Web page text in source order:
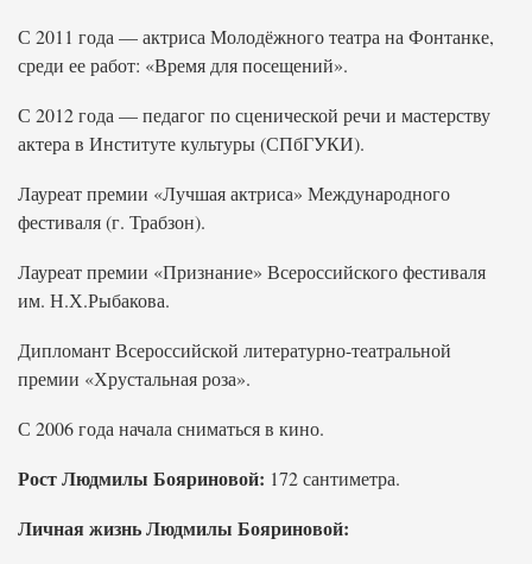
С 2011 года — актриса Молодёжного театра на Фонтанке,
среди ее работ: «Время для посещений».
С 2012 года — педагог по сценической речи и мастерству
актера в Институте культуры (СПбГУКИ).
Лауреат премии «Лучшая актриса» Международного
фестиваля (г. Трабзон).
Лауреат премии «Признание» Всероссийского фестиваля
им. Н.Х.Рыбакова.
Дипломант Всероссийской литературно-театральной
премии «Хрустальная роза».
С 2006 года начала сниматься в кино.
Рост Людмилы Бояриновой: 172 сантиметра.
Личная жизнь Людмилы Бояриновой: